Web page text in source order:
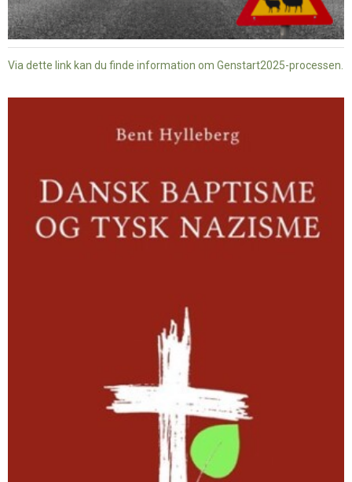
Via dette link kan du finde information om Genstart2025-processen.